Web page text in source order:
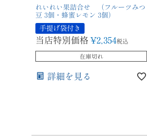
れいれい果詰合せ （フルーツみつ
豆 3個・蜂蜜レモン 3個）
手提げ袋付き
当店特別価格 ¥2,354税込
在庫切れ
詳細を見る